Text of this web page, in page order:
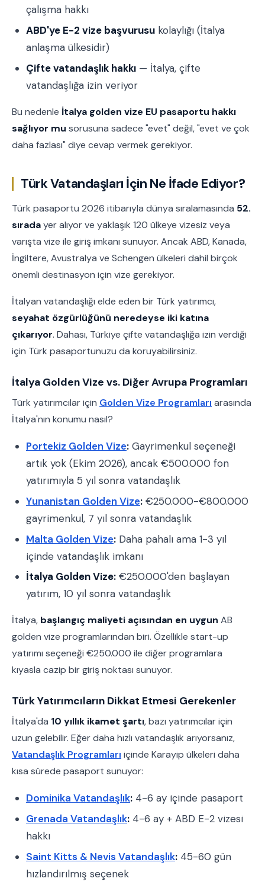
çalışma hakkı
ABD'ye E-2 vize başvurusu kolaylığı (İtalya
anlaşma ülkesidir)
Çifte vatandaşlık hakkı — İtalya, çifte
vatandaşlığa izin veriyor
Bu nedenle İtalya golden vize EU pasaportu hakkı
sağlıyor mu sorusuna sadece "evet" değil, "evet ve çok
daha fazlası" diye cevap vermek gerekiyor.
Türk Vatandaşları İçin Ne İfade Ediyor?
Türk pasaportu 2026 itibarıyla dünya sıralamasında 52.
sıradayer alıyor ve yaklaşık 120 ülkeye vizesiz veya
varışta vize ile giriş imkanı sunuyor. Ancak ABD, Kanada,
İngiltere, Avustralya ve Schengen ülkeleri dahil birçok
önemli destinasyon için vize gerekiyor.
İtalyan vatandaşlığı elde eden bir Türk yatırımcı,
seyahat özgürlüğünü neredeyse iki katına
çıkarıyor. Dahası, Türkiye çifte vatandaşlığa izin verdiği
için Türk pasaportunuzu da koruyabilirsiniz.
İtalya Golden Vize vs. Diğer Avrupa Programları
Türk yatırımcılar için Golden Vize Programları arasında
İtalya'nın konumu nasıl?
Portekiz Golden Vize: Gayrimenkul seçeneği
artık yok (Ekim 2026), ancak €500.000 fon
yatırımıyla 5 yıl sonra vatandaşlık
Yunanistan Golden Vize: €250.000-€800.000
gayrimenkul, 7 yıl sonra vatandaşlık
Malta Golden Vize: Daha pahalı ama 1-3 yıl
içinde vatandaşlık imkanı
İtalya Golden Vize: €250.000'den başlayan
yatırım, 10 yıl sonra vatandaşlık
İtalya, başlangıç maliyeti açısından en uygun AB
golden vize programlarından biri. Özellikle start-up
yatırımı seçeneği €250.000 ile diğer programlara
kıyasla cazip bir giriş noktası sunuyor.
Türk Yatırımcıların Dikkat Etmesi Gerekenler
İtalya'da 10 yıllık ikamet şartı, bazı yatırımcılar için
uzun gelebilir. Eğer daha hızlı vatandaşlık arıyorsanız,
Vatandaşlık Programları içinde Karayip ülkeleri daha
kısa sürede pasaport sunuyor:
Dominika Vatandaşlık: 4-6 ay içinde pasaport
Grenada Vatandaşlık: 4-6 ay + ABD E-2 vizesi
hakkı
Saint Kitts & Nevis Vatandaşlık: 45-60 gün
hızlandırılmış seçenek